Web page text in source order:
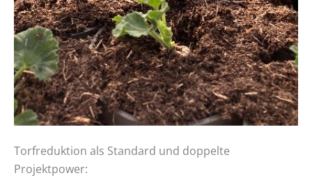
Torfreduktion als Standard und doppelte
Projektpower: